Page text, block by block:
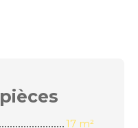
pièces
17 m²